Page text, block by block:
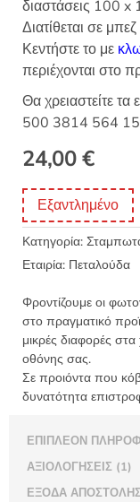
διαστάσεις 100 x
Διατίθεται σε
Κεντήστε το με
περιέχονται στο
Θα χρειαστείτε
500 3814 564
24,00€
Εξαντλημένο
Κατηγορία:
Εταιρία: Πεταλούδα
Φροντίζουμε οι
στο πραγματικό
μικρές διαφορές
οθόνης σας.
Σε προιόντα που
δυνατότητα
ΕΠΙΠΛΈΟΝ
ΑΞΙΟΛΟΓΉΣΕΙΣ (1)
ΈΞΟΔΑ